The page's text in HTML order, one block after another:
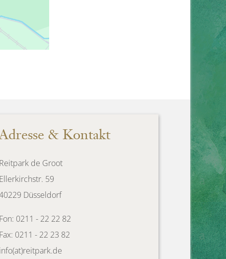
& Kontakt
Reitpark de Groot
Ellerkirchstr. 59
Düsseldorf
Fon: 0211 - 22 22 82
Fax: 0211 - 22 23 82
info(at)reitpark.de